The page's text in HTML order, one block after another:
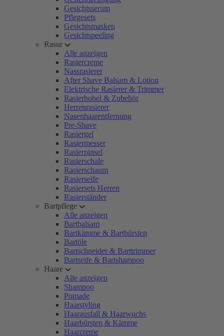
Gesichtsserum
Pflegesets
Gesichtsmasken
Gesichtspeeling
Rasur
Alle anzeigen
Rasiercreme
Nassrasierer
After Shave Balsam & Lotion
Elektrische Rasierer & Trimmer
Rasierhobel & Zubehör
Herrenrasierer
Nasenhaarentfernung
Pre-Shave
Rasiergel
Rasiermesser
Rasierpinsel
Rasierschale
Rasierschaum
Rasierseife
Rasiersets Herren
Rasierständer
Bartpflege
Alle anzeigen
Bartbalsam
Bartkämme & Bartbürsten
Bartöle
Bartschneider & Barttrimmer
Bartseife & Bartshampoo
Haare
Alle anzeigen
Shampoo
Pomade
Haarstyling
Haarausfall & Haarwuchs
Haarbürsten & Kämme
Haarcreme